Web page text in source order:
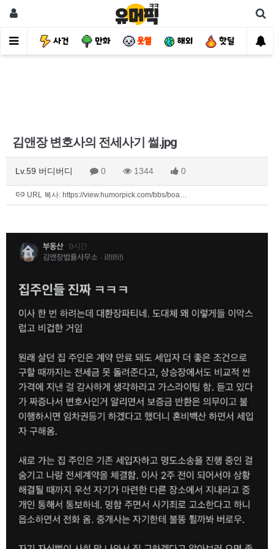
유머 사건 만화 웃썰 해외 핫딜 자
김앤장 변호사의 전세사기 썰.jpg
Lv.59 버디버디 0 1344 0
URL 복사: https://view.humorpick.com/bbs/boa…